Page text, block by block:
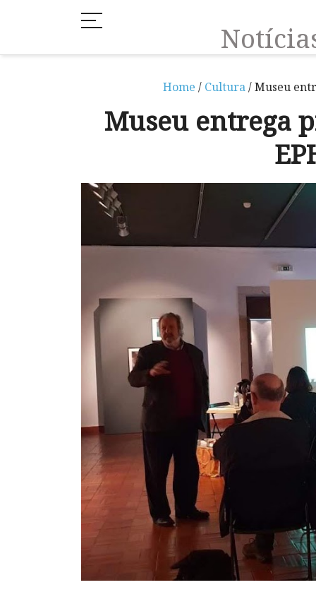
Home / Cultura/ Museu
Museu entrega